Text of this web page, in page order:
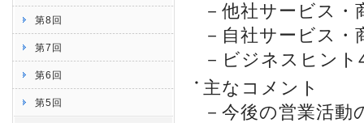
第8回
第7回
第6回
第5回
－他社サービス・
－自社サービス・
－ビジネスヒント
主なコメント
－今後の営業活